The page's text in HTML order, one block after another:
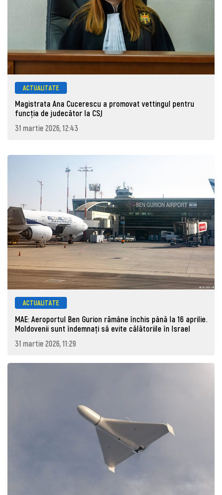
ACTUALITATE
Magistrata Ana Cucerescu a promovat vettingul pentru
funcția de judecător la CSJ
31 martie 2026, 12:43
ACTUALITATE
MAE: Aeroportul Ben Gurion rămâne închis până la 16 aprilie.
Moldovenii sunt îndemnați să evite călătoriile în Israel
31 martie 2026, 11:29